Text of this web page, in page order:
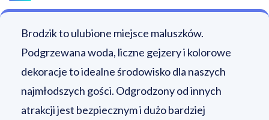
Brodzik to ulubione miejsce maluszków.
Podgrzewana woda, liczne gejzery i kolorowe
dekoracje to idealne środowisko dla naszych
najmłodszych gości. Odgrodzony od innych
atrakcji jest bezpiecznym i dużo bardziej